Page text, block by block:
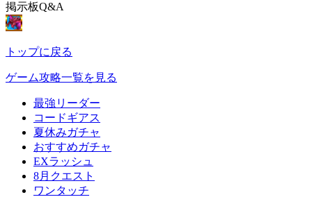
掲示板Q&A
トップに戻る
ゲーム攻略一覧を見る
最強リーダー
コードギアス
夏休みガチャ
おすすめガチャ
EXラッシュ
8月クエスト
ワンタッチ